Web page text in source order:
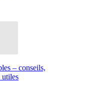
– conseils,
utiles